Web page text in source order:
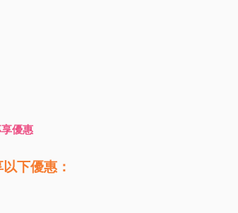
優惠
下優惠：